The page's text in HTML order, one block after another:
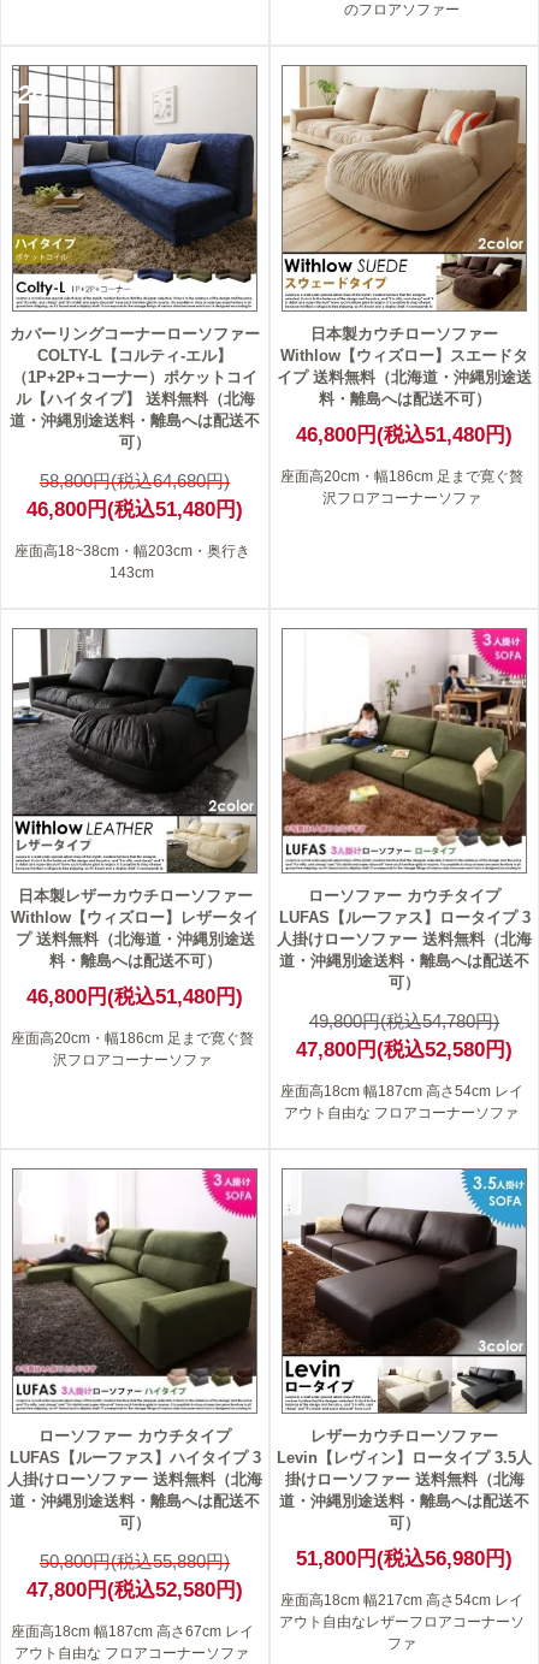
のフロアソファー
20
カバーリングコーナーローソファー
COLTY-L【コルティ-エル】
（1P+2P+コーナー）ポケットコイ
ル【ハイタイプ】 送料無料（北海
道・沖縄別途送料・離島へは配送不
可）
58,800円(税込64,680円)
46,800円(税込51,480円)
座面高18~38cm・幅203cm・奥行き
143cm
日本製カウチローソファー
Withlow【ウィズロー】スエードタ
イプ 送料無料（北海道・沖縄別途送
料・離島へは配送不可）
46,800円(税込51,480円)
座面高20cm・幅186cm 足まで寛ぐ贅
沢フロアコーナーソファ
日本製レザーカウチローソファー
Withlow【ウィズロー】レザータイ
プ 送料無料（北海道・沖縄別途送
料・離島へは配送不可）
46,800円(税込51,480円)
座面高20cm・幅186cm 足まで寛ぐ贅
沢フロアコーナーソファ
ローソファー カウチタイプ
LUFAS【ルーファス】ロータイプ 3
人掛けローソファー 送料無料（北海
道・沖縄別途送料・離島へは配送不
可）
49,800円(税込54,780円)
47,800円(税込52,580円)
座面高18cm 幅187cm 高さ54cm レイ
アウト自由な フロアコーナーソファ
6
ローソファー カウチタイプ
LUFAS【ルーファス】ハイタイプ 3
人掛けローソファー 送料無料（北海
道・沖縄別途送料・離島へは配送不
可）
50,800円(税込55,880円)
47,800円(税込52,580円)
座面高18cm 幅187cm 高さ67cm レイ
アウト自由な フロアコーナーソファ
レザーカウチローソファー
Levin【レヴィン】ロータイプ 3.5人
掛けローソファー 送料無料（北海
道・沖縄別途送料・離島へは配送不
可）
51,800円(税込56,980円)
座面高18cm 幅217cm 高さ54cm レイ
アウト自由なレザーフロアコーナーソ
ファ